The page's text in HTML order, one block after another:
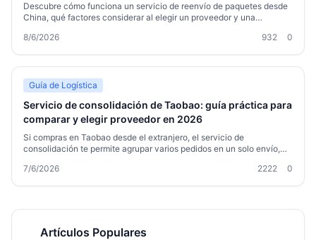
Descubre cómo funciona un servicio de reenvío de paquetes desde
China, qué factores considerar al elegir un proveedor y una
tomar la mejor decisión para tus compras en plataformas como
8/6/2026 932 0
Guía de Logística
Servicio de consolidación de Taobao: guía práctica para
comparar y elegir proveedor en 2026
Si compras en Taobao desde el extranjero, el servicio de
consolidación te permite agrupar varios pedidos en un solo envío,
funciona, qué factores comparar al elegir un proveedor (costes
7/6/2026 2222 0
Artículos Populares